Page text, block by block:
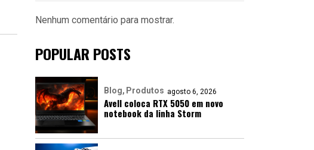
Nenhum comentário para mostrar.
POPULAR POSTS
Blog Produtos agosto 6, 2026
Avell coloca RTX 5050 em novo
notebook da linha Storm